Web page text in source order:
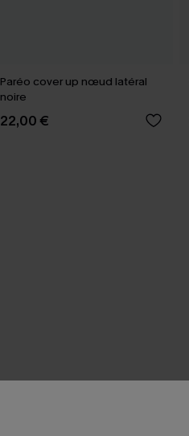
Paréo cover up nœud latéral
noire
22,00 €